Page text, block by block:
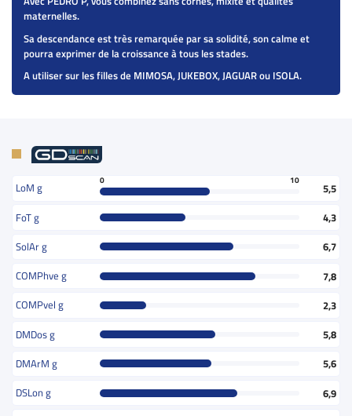
maternelles.
Sa descendance est très remarquée par sa solidité, son calme et
pourra exprimer de la croissance à tous les stades.
A utiliser sur les filles de MIMOSA, JUKEBOX, JAGUAR ou ISOLA.
LoM g
0 10
5,5
FoT g
4,3
SolAr g
6,7
COMPhve g
7,8
COMPvel g
2,3
DMDos g
5,8
DMArM g
5,6
DSLon g
6,9